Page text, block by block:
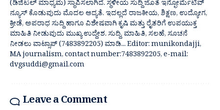
(ಡಿಜಿಟಲ್ ಮಾಧ್ಯಮ) ಸ್ಥಾಪಿಸಲಾಗಿದೆ. ಸ್ಥಳೀಯ ಸುದ್ದಿ ಜೊತೆ ಇನ್ಫೋರ್ಮೆಟಿವ್
ನ್ಯೂಸ್ ಕೊಡುವುದು ಮೊದಲ ಆದ್ಯತೆ. ಇದಲ್ಲದೆ ರಾಜಕೀಯ, ಶಿಕ್ಷಣ, ಉದ್ಯೋಗ,
ಕ್ರೀಡೆ, ಅಪರಾಧ ಸುದ್ದಿ ಹಾಗೂ ವಿಶೇಷವಾಗಿ ಕೃಷಿ ಮತ್ತು ರೈತರಿಗೆ ಉಪಯುಕ್ತ
ಮಾಹಿತಿ ನೀಡುವುದು ಮುಖ್ಯ ಉದ್ದೇಶ. ಸುದ್ದಿ, ಮಾಹಿತಿ, ಸಲಹೆ, ಸೂಚನೆ
ನೀಡಲು ವಾಟ್ಸಾಪ್ (7483892205) ಮಾಡಿ... Editor: munikondajji,
MA journalism, contact number:7483892205, e-mail:
dvgsuddi@gmail.com
Leave a Comment